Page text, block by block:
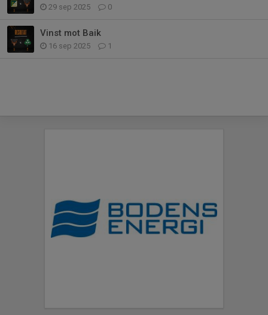
29 sep 2025 0
Vinst mot Baik
16 sep 2025 1